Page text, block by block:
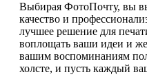
Выбирая ФотоПочту, вы
качество и
лучшее решение для
воплощать ваши идеи и
вашим воспоминаниям
холсте, и пусть каждый